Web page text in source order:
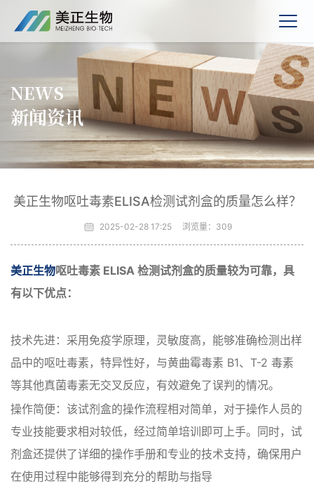
NEWS
新闻资讯
美正生物呕吐毒素ELISA检测试剂盒的质量怎么样？
2025-02-28 17:25 浏览量： 309
美正生物呕吐毒素 ELISA 检测试剂盒的质量较为可靠，具
有以下优点：
技术先进：采用免疫学原理，灵敏度高，能够准确检测出样
品中的呕吐毒素，特异性好，与黄曲霉毒素 B1、T-2 毒素
等其他真菌毒素无交叉反应，有效避免了误判的情况。
操作简便：该试剂盒的操作流程相对简单，对于操作人员的
专业技能要求相对较低，经过简单培训即可上手。同时，试
剂盒还提供了详细的操作手册和专业的技术支持，确保用户
在使用过程中能够得到充分的帮助与指导